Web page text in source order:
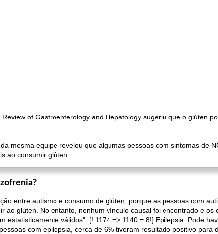
of Gastroenterology and Hepatology sugeriu que o glúten
mesma equipe revelou que algumas pessoas com sintomas de
ao consumir glúten.
entre autismo e consumo de glúten, porque as pessoas com
ao glúten. No entanto, nenhum vínculo causal foi encontrado e os
estatisticamente válidos". [! 1174 => 1140 = 8!] Epilepsia: Pode
com epilepsia, cerca de 6% tiveram resultado positivo para